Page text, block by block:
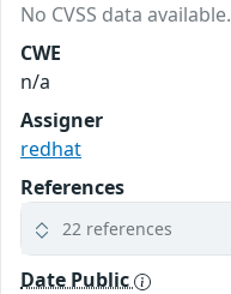
No CVSS data available.
CWE
n/a
Assigner
redhat
References
22 references
Date Public